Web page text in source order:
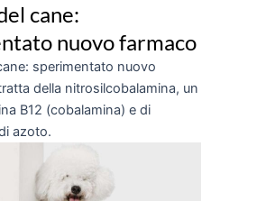
cane:
nuovo farmaco
sperimentato nuovo
della nitrosilcobalamina, un
B12 (cobalamina) e di
azoto.